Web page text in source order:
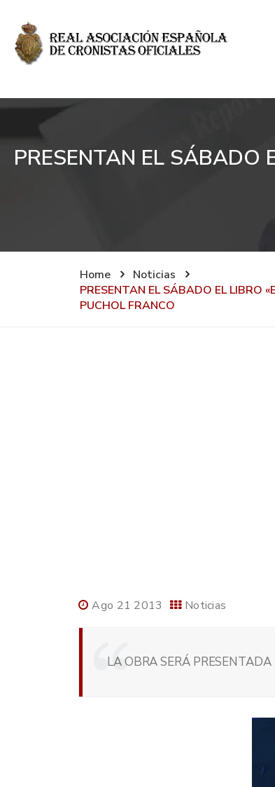
PRESENTAN EL SÁBADO
Home
Noticias
PRESENTAN EL SÁBADO EL LIBRO
PUCHOL FRANCO
Ago 21 2013 Noticias
LA OBRA SERÁ